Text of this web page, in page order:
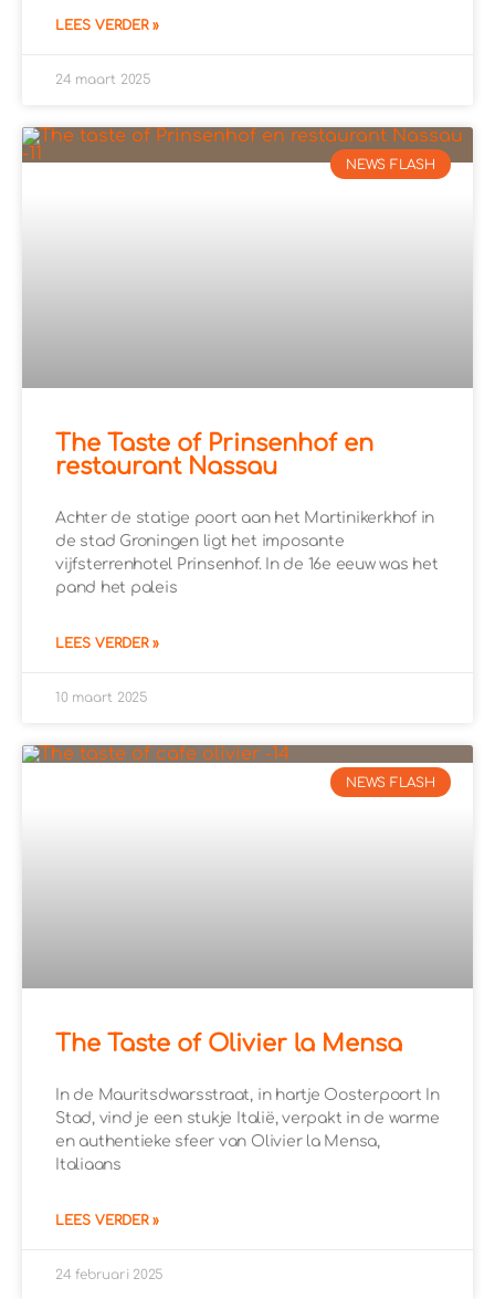
LEES VERDER »
24 maart 2025
NEWS FLASH
The Taste of Prinsenhof en
restaurant Nassau
Achter de statige poort aan het Martinikerkhof in
de stad Groningen ligt het imposante
vijfsterrenhotel Prinsenhof. In de 16e eeuw was het
pand het paleis
LEES VERDER »
10 maart 2025
NEWS FLASH
The Taste of Olivier la Mensa
In de Mauritsdwarsstraat, in hartje Oosterpoort In
Stad, vind je een stukje Italië, verpakt in de warme
en authentieke sfeer van Olivier la Mensa,
Italiaans
LEES VERDER »
24 februari 2025